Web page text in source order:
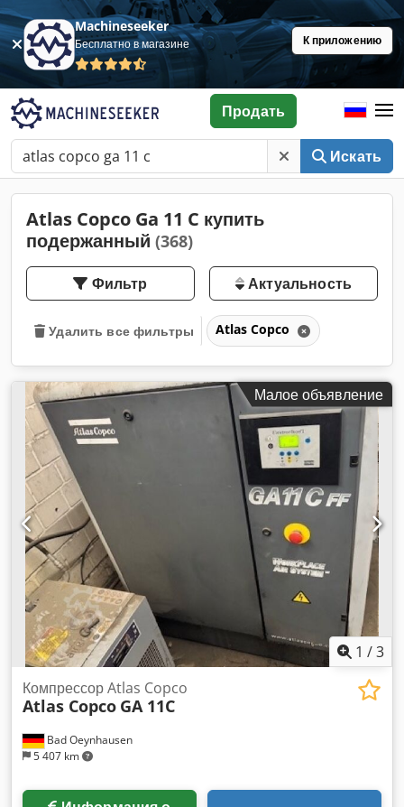
Machineseeker
Бесплатно в магазине К приложению
Искать
Продать
Atlas Copco Ga 11 C купить
подержанный (368)
Фильтр Актуальность
Удалить все фильтры Atlas Copco
Малое объявление
1 /3
Bad Oeynhausen
5 407 km
Компрессор Atlas Copco
Atlas Copco GA 11C